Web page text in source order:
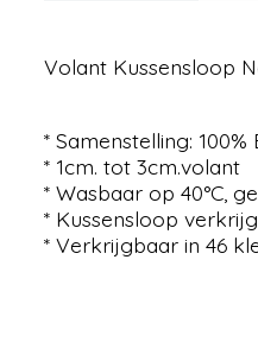
Volant Kussensloop
* Samenstelling:
* 1cm. tot 3cm.volant
* Wasbaar op 40°C,
* Kussensloop
* Verkrijgbaar in 46